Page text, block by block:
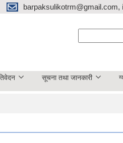
barpaksulikotrm@gmail.com,
सूचना तथा जानकारी